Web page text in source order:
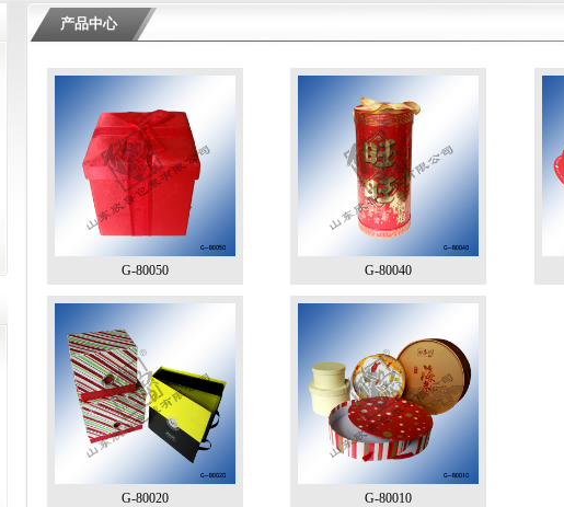
产品中心
G-80050 G-80040
G-80020 G-80010